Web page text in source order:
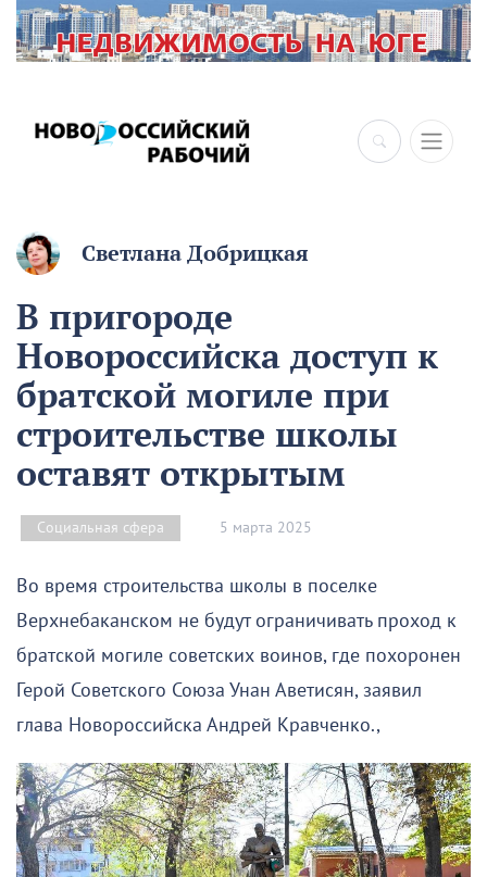
×
Светлана Добрицкая
В пригороде
Новороссийска доступ к
братской могиле при
строительстве школы
оставят открытым
Социальная сфера 5 марта 2025
Во время строительства школы в поселке
Верхнебаканском не будут ограничивать проход к
братской могиле советских воинов, где похоронен
Герой Советского Союза Унан Аветисян, заявил
глава Новороссийска Андрей Кравченко.,